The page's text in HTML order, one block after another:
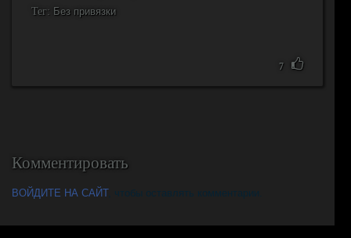
Тег: Без привязки
7
Комментировать
ВОЙДИТЕ НА САЙТ, чтобы оставлять комментарии.